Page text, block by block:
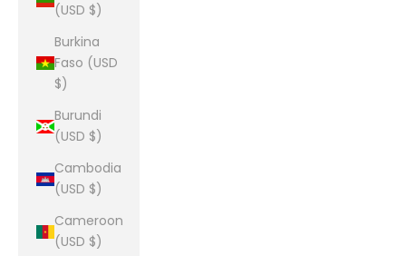
(USD $)
Burkina
Faso (USD
$)
Burundi
(USD $)
Cambodia
(USD $)
Cameroon
(USD $)